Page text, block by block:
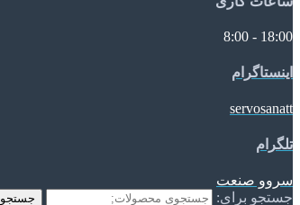
18:00 - 8:00
اینستاگرام
servosanatt
تلگرام
سروو صنعت
جستجو برای:
جستجو